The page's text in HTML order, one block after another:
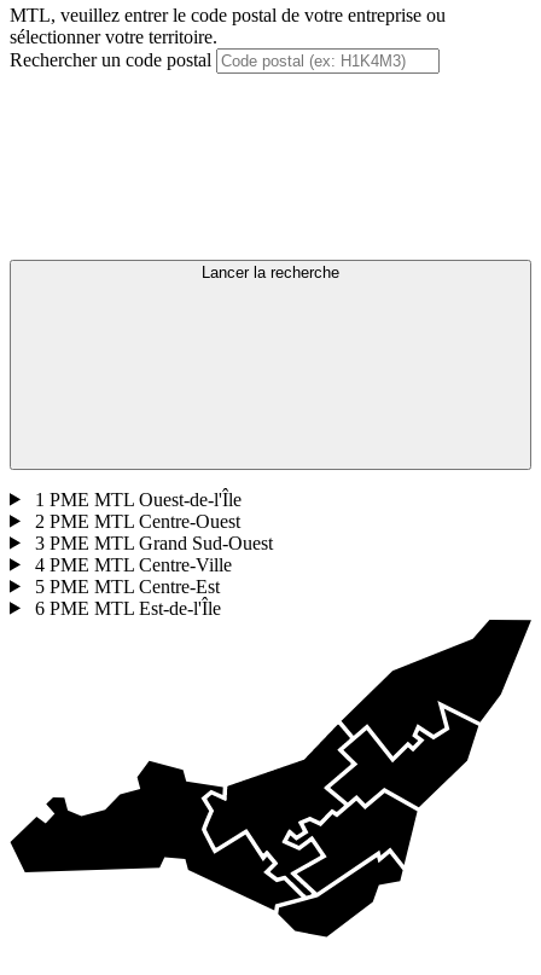
MTL, veuillez entrer le code postal de votre entreprise ou
sélectionner votre territoire.
Rechercher un code postal
Lancer la recherche
1 PME MTL Ouest-de-l'Île
2 PME MTL Centre-Ouest
3 PME MTL Grand Sud-Ouest
4 PME MTL Centre-Ville
5 PME MTL Centre-Est
6 PME MTL Est-de-l'Île